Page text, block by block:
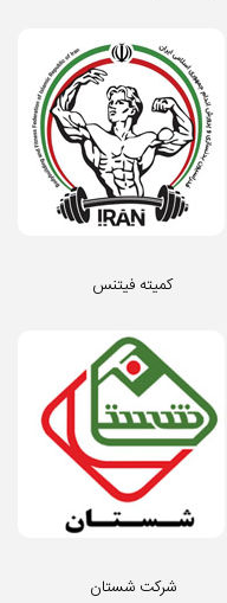
کمیته فیتنس
شرکت شستان